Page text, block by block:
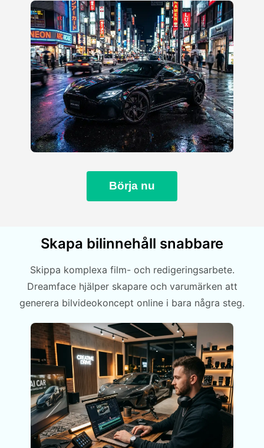
Börja nu
Skapa bilinnehåll snabbare
Skippa komplexa film- och redigeringsarbete.
Dreamface hjälper skapare och varumärken att
generera bilvideokoncept online i bara några steg.